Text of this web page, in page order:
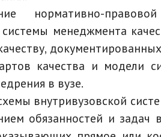
нормативно-
системы менеджмента
качества и модели
в вузе.
внутривузовской
обязанностей и задач